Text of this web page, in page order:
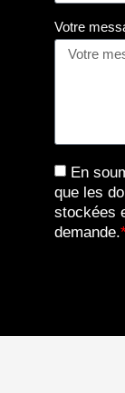
Votre
En
que les
stockées
demande.